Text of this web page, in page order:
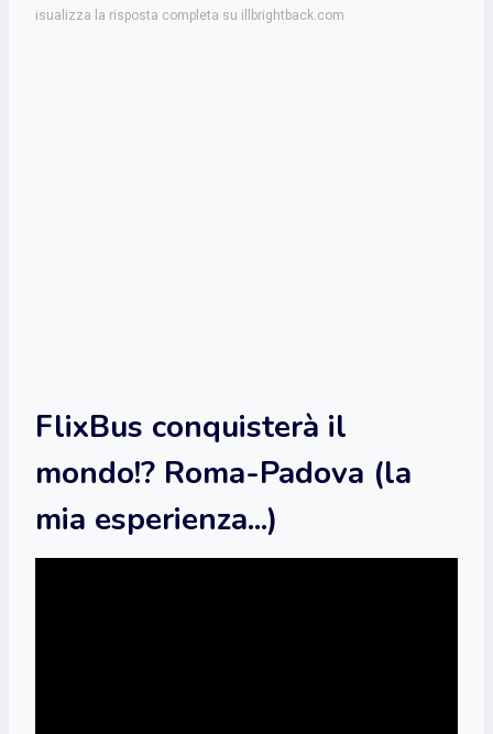
isualizza la risposta completa su illbrightback.com
FlixBus conquisterà il
mondo!? Roma-Padova (la
mia esperienza...)